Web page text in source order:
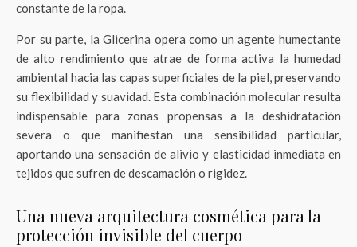
constante de la ropa.
Por su parte, la Glicerina opera como un agente humectante
de alto rendimiento que atrae de forma activa la humedad
ambiental hacia las capas superficiales de la piel, preservando
su flexibilidad y suavidad. Esta combinación molecular resulta
indispensable para zonas propensas a la deshidratación
severa o que manifiestan una sensibilidad particular,
aportando una sensación de alivio y elasticidad inmediata en
tejidos que sufren de descamación o rigidez.
Una nueva arquitectura cosmética para la
protección invisible del cuerpo